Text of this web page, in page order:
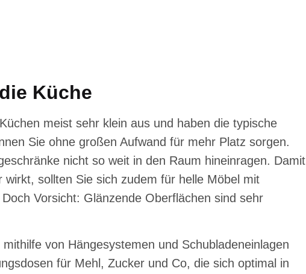
Küche
meist sehr klein aus und haben die typische
Sie ohne großen Aufwand für mehr Platz sorgen.
nicht so weit in den Raum hineinragen. Damit
sollten Sie sich zudem für helle Möbel mit
Vorsicht: Glänzende Oberflächen sind sehr
mithilfe von Hängesystemen und Schubladeneinlagen
für Mehl, Zucker und Co, die sich optimal in